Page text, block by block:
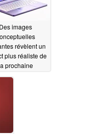
Des images
révèlent un
plus réaliste de
prochaine
de